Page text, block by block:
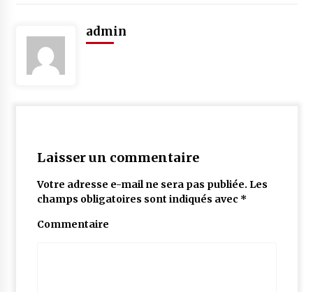
admin
Laisser un commentaire
Votre adresse e-mail ne sera pas publiée. Les
champs obligatoires sont indiqués avec *
Commentaire